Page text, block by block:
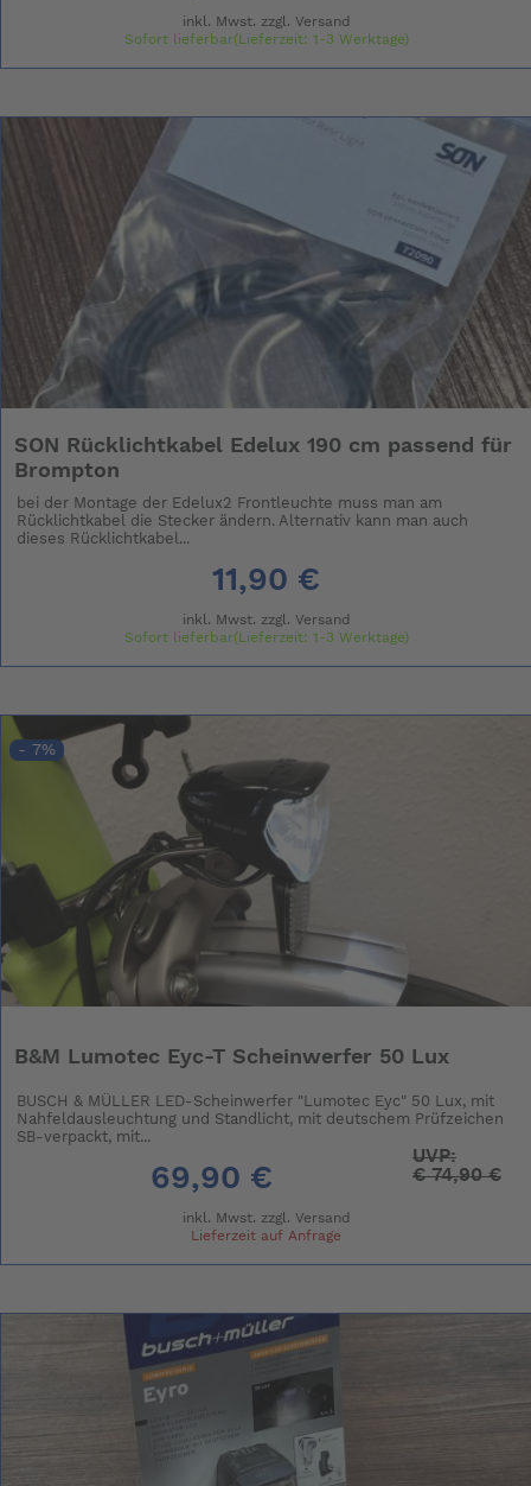
inkl. Mwst. zzgl. Versand
Sofort lieferbar(Lieferzeit: 1-3 Werktage)
SON Rücklichtkabel Edelux 190 cm passend für
Brompton
bei der Montage der Edelux2 Frontleuchte muss man am
Rücklichtkabel die Stecker ändern. Alternativ kann man auch
dieses Rücklichtkabel...
11,90 €
inkl. Mwst. zzgl. Versand
Sofort lieferbar(Lieferzeit: 1-3 Werktage)
- 7%
B&M Lumotec Eyc-T Scheinwerfer 50 Lux
BUSCH & MÜLLER LED-Scheinwerfer "Lumotec Eyc" 50 Lux, mit
Nahfeldausleuchtung und Standlicht, mit deutschem Prüfzeichen
SB-verpackt, mit...
69,90 €
UVP:
€74,90 €
inkl. Mwst. zzgl. Versand
Lieferzeit auf Anfrage